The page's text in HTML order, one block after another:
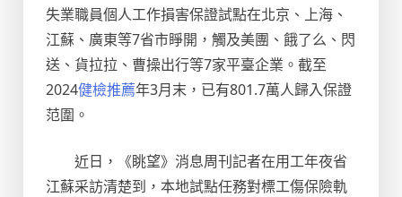
失業職員個人工作損害保證試點在北京、上海、
江蘇、廣東等7省市睜開，觸及美團、餓了么、閃
送、貨拉拉、曹操出行等7家平臺企業。截至
2024健檢推薦年3月末，已有801.7萬人歸入保證
范圍。
近日，《眺望》消息周刊記者在用工年夜省
江蘇采訪清楚到，本地試點任務對標工傷保險軌